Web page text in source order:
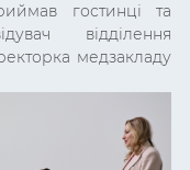
гостинці та
відділення
медзакладу